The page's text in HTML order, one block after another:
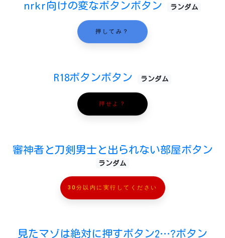
nrkr向けの変なボタンボタン ランダム
押してみ？
R18ボタンボタン ランダム
押せよ？
審神者と刀剣男士と出られない部屋ボタン
ランダム
30分以内に実行してください
見たマゾは絶対に押すボタン2…?ボタン